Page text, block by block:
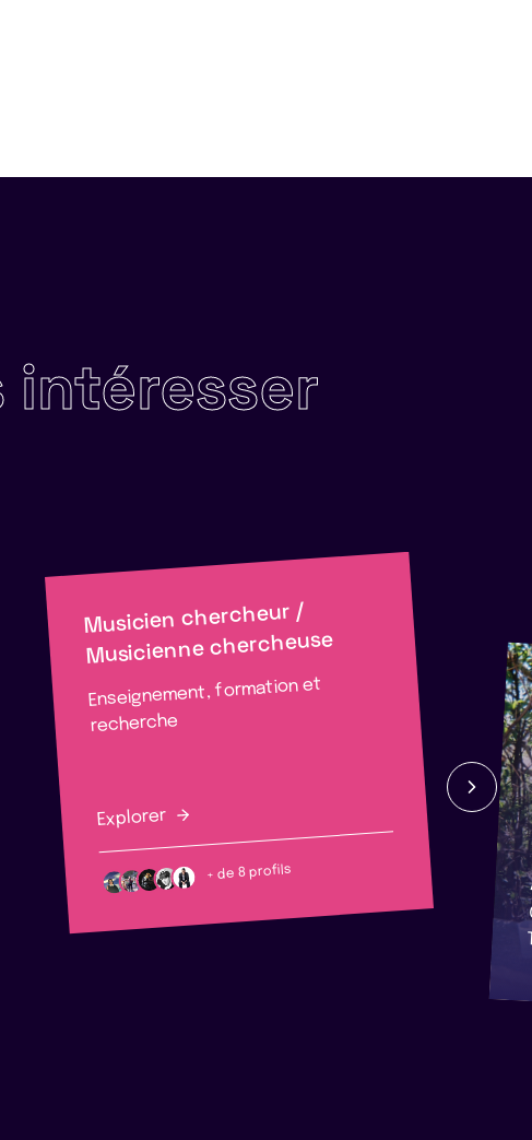
intéresser
Musicien chercheur /
Musicienne chercheuse
Enseignement, formation et
recherche
Explorer
+ de 8 profils